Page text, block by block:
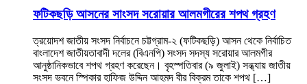
ফটিকছড়ি আসনের সাংসদ সরোয়ার আলমগীরের শপথ গ্রহণ
ত্রয়োদশ জাতীয় সংসদ নির্বাচনে চট্টগ্রাম-২ (ফটিকছড়ি) আসন থেকে নির্বাচিত
বাংলাদেশ জাতীয়তাবাদী দলের (বিএনপি) সংসদ সদস্য সরোয়ার আলমগীর
আনুষ্ঠানিকভাবে শপথ গ্রহণ করেছেন। বৃহস্পতিবার (৯ জুলাই) সন্ধ্যায় জাতীয়
সংসদ ভবনে স্পিকার হাফিজ উদ্দিন আহমদ বীর বিক্রম তাকে শপথ […]